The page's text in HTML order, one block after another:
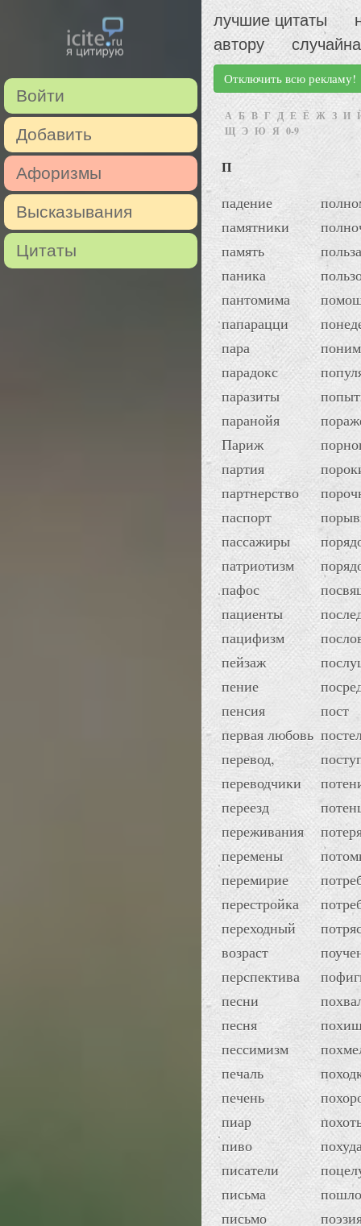
Войти
Добавить
Афоризмы
Высказывания
Цитаты
лучшие цитаты
автору
Отключить всю рекламу!
А Б В Г Д Е Ё Ж З И
Щ Э Ю Я 0-9
П
падение
памятники
память
паника
пантомима
папарацци
пара
парадокс
паразиты
паранойя
Париж
партия
партнерство
паспорт
пассажиры
патриотизм
пафос
пациенты
пацифизм
пейзаж
пение
пенсия
первая любовь
перевод,
переводчики
переезд
переживания
перемены
перемирие
перестройка
переходный
возраст
перспектива
песни
песня
пессимизм
печаль
печень
пиар
пиво
писатели
письма
письмо
польза
пост